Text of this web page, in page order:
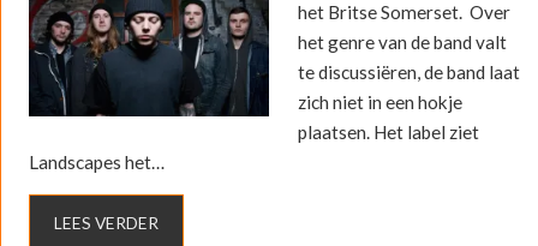
het Britse Somerset. Over
het genre van de band valt
te discussiëren, de band laat
zich niet in een hokje
plaatsen. Het label ziet
Landscapes het…
LEES VERDER